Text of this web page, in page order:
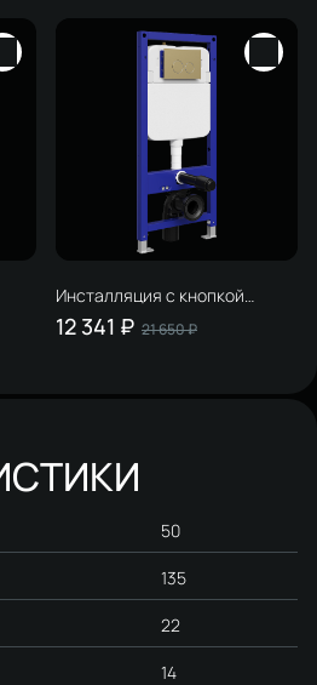
Инсталляция с кнопкой
STWORKI Хельсинки
S33500GM цвет матовое
12 341 ₽ 21 650 ₽
50
135
22
14